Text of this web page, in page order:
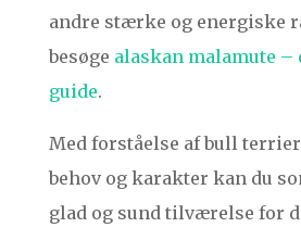
andre stærke og energiske
besøge alaskan malamute
guide.
Med forståelse af bull
behov og karakter kan du
glad og sund tilværelse for